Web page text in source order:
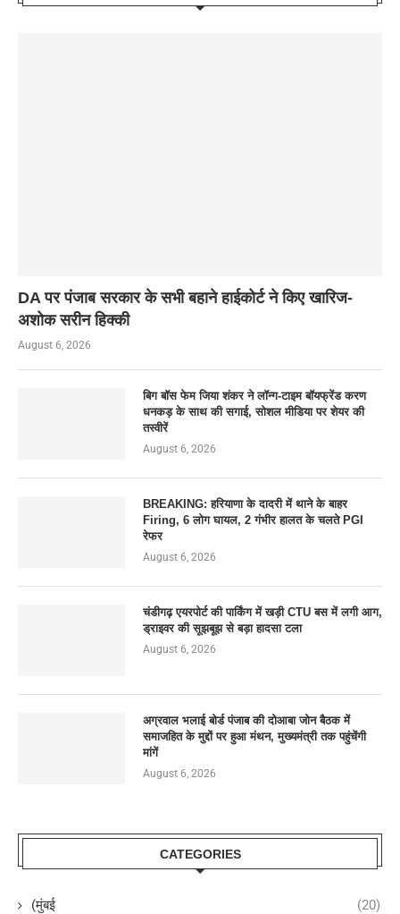
DA पर पंजाब सरकार के सभी बहाने हाईकोर्ट ने किए खारिज-
अशोक सरीन हिक्की
August 6, 2026
बिग बॉस फेम जिया शंकर ने लॉन्ग-टाइम बॉयफ्रेंड करण
धनकड़ के साथ की सगाई, सोशल मीडिया पर शेयर की
तस्वीरें
August 6, 2026
BREAKING: हरियाणा के दादरी में थाने के बाहर
Firing, 6 लोग घायल, 2 गंभीर हालत के चलते PGI
रेफर
August 6, 2026
चंडीगढ़ एयरपोर्ट की पार्किंग में खड़ी CTU बस में लगी आग,
ड्राइवर की सूझबूझ से बड़ा हादसा टला
August 6, 2026
अग्रवाल भलाई बोर्ड पंजाब की दोआबा जोन बैठक में
समाजहित के मुद्दों पर हुआ मंथन, मुख्यमंत्री तक पहुंचेंगी
मांगें
August 6, 2026
CATEGORIES
(मुंबई (20)